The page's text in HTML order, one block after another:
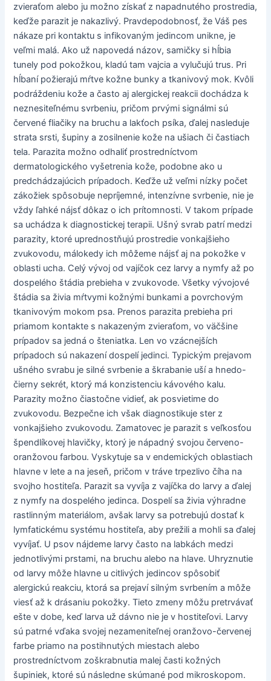
zvieraťom alebo ju možno získať z napadnutého prostredia,
keďže parazit je nakazlivý. Pravdepodobnosť, že Váš pes
nákaze pri kontaktu s infikovaným jedincom unikne, je
veľmi malá. Ako už napovedá názov, samičky si hĺbia
tunely pod pokožkou, kladú tam vajcia a vylučujú trus. Pri
hĺbaní požierajú mŕtve kožne bunky a tkanivový mok. Kvôli
podráždeniu kože a často aj alergickej reakcii dochádza k
neznesiteľnému svrbeniu, pričom prvými signálmi sú
červené fliačiky na bruchu a lakťoch psíka, ďalej nasleduje
strata srsti, šupiny a zosilnenie kože na ušiach či častiach
tela. Parazita možno odhaliť prostredníctvom
dermatologického vyšetrenia kože, podobne ako u
predchádzajúcich prípadoch. Keďže už veľmi nízky počet
zákožiek spôsobuje nepríjemné, intenzívne svrbenie, nie je
vždy ľahké nájsť dôkaz o ich prítomnosti. V takom prípade
sa uchádza k diagnostickej terapii. Ušný svrab patrí medzi
parazity, ktoré uprednostňujú prostredie vonkajšieho
zvukovodu, málokedy ich môžeme nájsť aj na pokožke v
oblasti ucha. Celý vývoj od vajíčok cez larvy a nymfy až po
dospelého štádia prebieha v zvukovode. Všetky vývojové
štádia sa živia mŕtvymi kožnými bunkami a povrchovým
tkanivovým mokom psa. Prenos parazita prebieha pri
priamom kontakte s nakazeným zvieraťom, vo väčšine
prípadov sa jedná o šteniatka. Len vo vzácnejších
prípadoch sú nakazení dospelí jedinci. Typickým prejavom
ušného svrabu je silné svrbenie a škrabanie uší a hnedo-
čierny sekrét, ktorý má konzistenciu kávového kalu.
Parazity možno čiastočne vidieť, ak posvietime do
zvukovodu. Bezpečne ich však diagnostikuje ster z
vonkajšieho zvukovodu. Zamatovec je parazit s veľkosťou
špendlíkovej hlavičky, ktorý je nápadný svojou červeno-
oranžovou farbou. Vyskytuje sa v endemických oblastiach
hlavne v lete a na jeseň, pričom v tráve trpezlivo číha na
svojho hostiteľa. Parazit sa vyvíja z vajíčka do larvy a ďalej
z nymfy na dospelého jedinca. Dospelí sa živia výhradne
rastlinným materiálom, avšak larvy sa potrebujú dostať k
lymfatickému systému hostiteľa, aby prežili a mohli sa ďalej
vyvíjať. U psov nájdeme larvy často na labkách medzi
jednotlivými prstami, na bruchu alebo na hlave. Uhryznutie
od larvy môže hlavne u citlivých jedincov spôsobiť
alergickú reakciu, ktorá sa prejaví silným svrbením a môže
viesť až k drásaniu pokožky. Tieto zmeny môžu pretrvávať
ešte v dobe, keď larva už dávno nie je v hostiteľovi. Larvy
sú patrné vďaka svojej nezameniteľnej oranžovo-červenej
farbe priamo na postihnutých miestach alebo
prostredníctvom zoškrabnutia malej časti kožných
šupiniek, ktoré sú následne skúmané pod mikroskopom.